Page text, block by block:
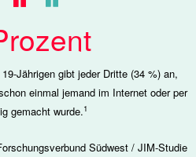
Jährigen gibt jeder Dritte (34 %) an,
einmal jemand im Internet oder per
gemacht wurde.1
Südwest / JIM-Studie